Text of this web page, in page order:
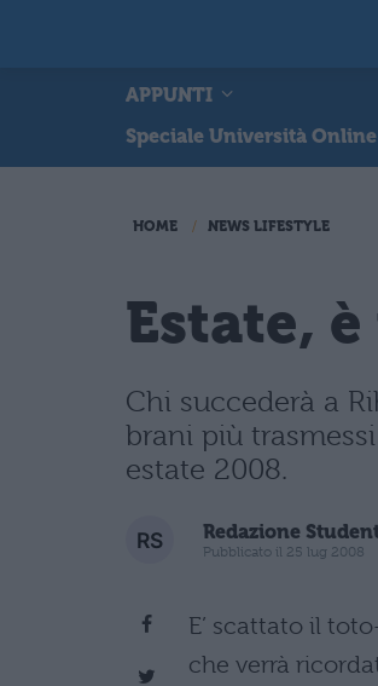
APPUNTI
Speciale Università Online
HOME NEWS LIFESTYLE
Estate,
Chi succederà a
brani più
estate 2008.
Redazione
Pubblicato il 25 lug 2008
E’ scattato il
che verrà